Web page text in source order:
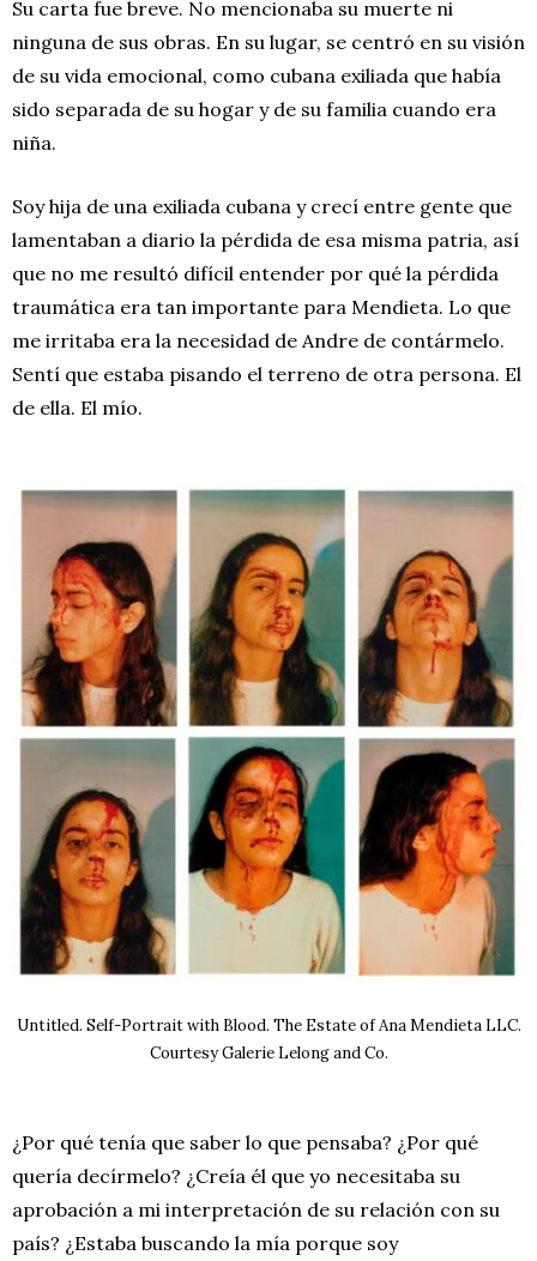
Su carta fue breve. No mencionaba su muerte ni
ninguna de sus obras. En su lugar, se centró en su visión
de su vida emocional, como cubana exiliada que había
sido separada de su hogar y de su familia cuando era
niña.
Soy hija de una exiliada cubana y crecí entre gente que
lamentaban a diario la pérdida de esa misma patria, así
que no me resultó difícil entender por qué la pérdida
traumática era tan importante para Mendieta. Lo que
me irritaba era la necesidad de Andre de contármelo.
Sentí que estaba pisando el terreno de otra persona. El
de ella. El mío.
Untitled. Self-Portrait with Blood. The Estate of Ana Mendieta LLC.
Courtesy Galerie Lelong and Co.
¿Por qué tenía que saber lo que pensaba? ¿Por qué
quería decírmelo? ¿Creía él que yo necesitaba su
aprobación a mi interpretación de su relación con su
país? ¿Estaba buscando la mía porque soy